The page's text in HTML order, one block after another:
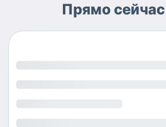
Прямо